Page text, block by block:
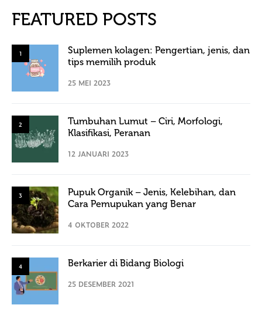
FEATURED POSTS
1
Suplemen kolagen: Pengertian, jenis, dan
tips memilih produk
25 MEI 2023
2
Tumbuhan Lumut – Ciri, Morfologi,
Klasifikasi, Peranan
12 JANUARI 2023
3
Pupuk Organik – Jenis, Kelebihan, dan
Cara Pemupukan yang Benar
4 OKTOBER 2022
4 Berkarier di Bidang Biologi
25 DESEMBER 2021